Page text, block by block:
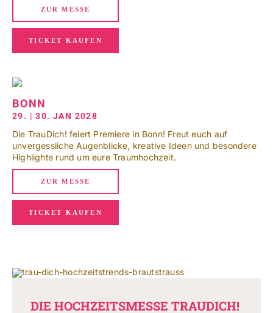
ZUR MESSE
TICKET KAUFEN
BONN
29. | 30. JAN 2028
Die TrauDich! feiert Premiere in Bonn! Freut euch auf
unvergessliche Augenblicke, kreative Ideen und besondere
Highlights rund um eure Traumhochzeit.
ZUR MESSE
TICKET KAUFEN
DIE HOCHZEITSMESSE TRAUDICH!